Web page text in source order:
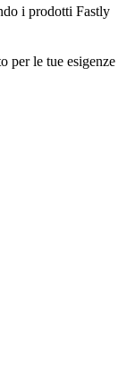
i prodotti Fastly
per le tue esigenze